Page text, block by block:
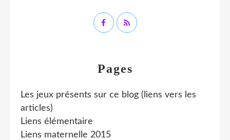
Pages
Les jeux présents sur ce blog (liens vers les
articles)
Liens élémentaire
Liens maternelle 2015